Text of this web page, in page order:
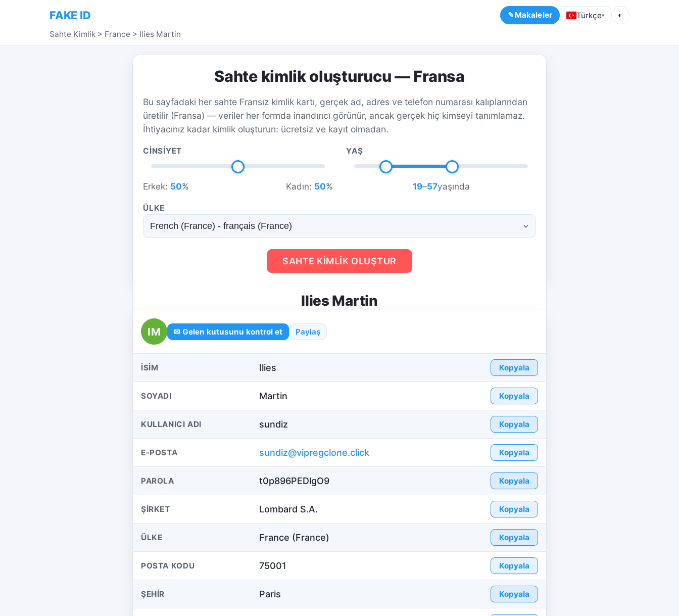
FAKE ID Makaleler Türkçe▾ ◐
Sahte Kimlik > France > Ilies Martin
Sahte kimlik oluşturucu — Fransa
Bu sayfadaki her sahte Fransız kimlik kartı, gerçek ad, adres ve telefon numarası kalıplarından
üretilir (Fransa) — veriler her formda inandırıcı görünür, ancak gerçek hiç kimseyi tanımlamaz.
İhtiyacınız kadar kimlik oluşturun: ücretsiz ve kayıt olmadan.
CINSIYET
Erkek: 50% Kadın: 50%
YAŞ
19–57yaşında
ÜLKE
SAHTE KIMLIK OLUŞTUR
Ilies Martin
IM ✉ Gelen kutusunu kontrol et Paylaş
İSIM Ilies Kopyala
SOYADI Martin Kopyala
KULLANICI ADI sundiz Kopyala
E-POSTA sundiz@vipregclone.click Kopyala
PAROLA t0p896PEDlgO9 Kopyala
ŞIRKET Lombard S.A. Kopyala
ÜLKE France (France) Kopyala
POSTA KODU 75001 Kopyala
ŞEHIR Paris Kopyala